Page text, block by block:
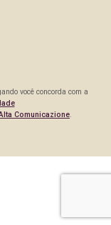
você concorda com a
Comunicazione.